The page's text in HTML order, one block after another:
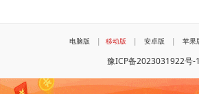
电脑版 | 移动版 | 安卓版 | 苹果
豫ICP备2023031922号-1